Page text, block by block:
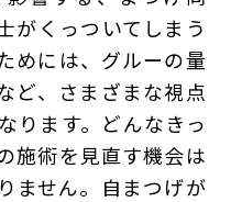
がくっついてしまう
めには、グルーの量
ど、さまざまな視点
ります。どんなきっ
施術を見直す機会は
ません。自まつげが